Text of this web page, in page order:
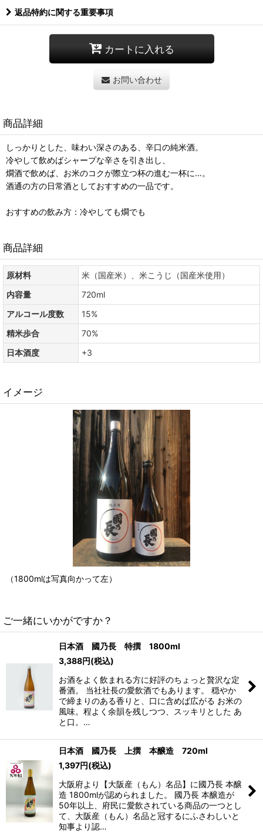
返品特約に関する重要事項
カートに入れる
お問い合わせ
商品詳細
しっかりとした、味わい深さのある、辛口の純米酒。
冷やして飲めばシャープな辛さを引き出し、
燗酒で飲めば、お米のコクが際立つ杯の進む一杯に…。
酒通の方の日常酒としておすすめの一品です。
おすすめの飲み方：冷やしても燗でも
商品詳細
原材料
米（国産米）、米こうじ（国産米使用）
内容量
720ml
アルコール度数
15%
精米歩合
70%
日本酒度
+3
イメージ
（1800mlは写真向かって左）
ご一緒にいかがですか？
日本酒 國乃長 特撰 1800ml
3,388円(税込)
お酒をよく飲まれる方に好評のちょっと贅沢な定
番酒。 当社社長の愛飲酒でもあります。 穏やか
で締まりのある香りと、口に含めば広がる お米の
風味。程よく余韻を残しつつ、スッキリとした あ
と口。…
日本酒 國乃長 上撰 本醸造 720ml
1,397円(税込)
大阪府より【大阪産（もん）名品】に國乃長 本醸
造 1800mlが認められました。 國乃長 本醸造が
50年以上、府民に愛飲されている商品の一つとし
て、大阪産（もん）名品と冠するにふさわしいと
知事より認…